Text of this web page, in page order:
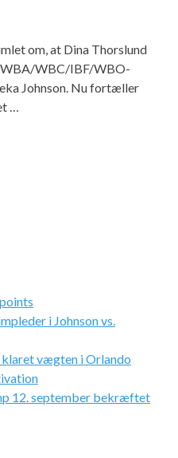
om, at Dina Thorslund
WBA/WBC/IBF/WBO-
Johnson. Nu fortæller
…
i Johnson vs.
klaret vægten i Orlando
12. september bekræftet